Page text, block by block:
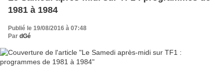
1981 à 1984
Publié le 19/08/2016 à 07:48
Par dGé